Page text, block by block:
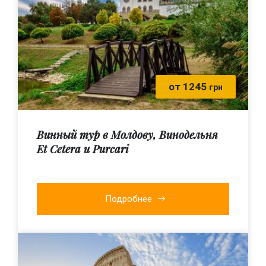
от 1245 грн
Винный тур в Молдову, Винодельня
Et Cetera и Purcari
Подробнее